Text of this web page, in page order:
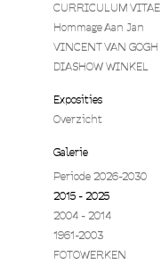
CURRICULUM VITAE
Hommage Aan Jan
VINCENT VAN GOGH
DIASHOW WINKEL
Exposities
Overzicht
Galerie
Periode 2026-2030
2015 - 2025
2004 - 2014
1961-2003
FOTOWERKEN